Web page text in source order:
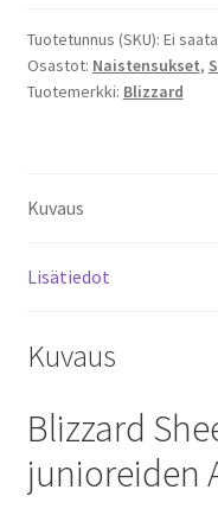
Mountainsukset
25/26
Tuotetunnus (SKU): Ei
Osastot: Naistensukset,
Tuotemerkki: Blizzard
Kuvaus
Lisätiedot
Kuvaus
Blizzard
junioreiden